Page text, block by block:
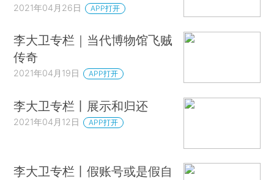
2021年04月26日 APP打开
李大卫专栏｜当代博物馆飞贼
传奇
2021年04月19日 APP打开
李大卫专栏丨展示和归还
2021年04月12日 APP打开
李大卫专栏丨假账号或是假自